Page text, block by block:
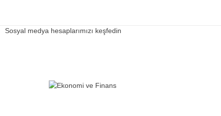
Sosyal medya hesaplarımızı keşfedin